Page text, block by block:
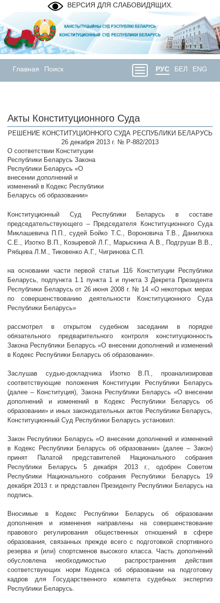
ВЕРСИЯ ДЛЯ СЛАБОВИДЯЩИХ.
Главная Поиск РУС БЕЛ ENG
Акты Конституционного Суда
РЕШЕНИЕ КОНСТИТУЦИОННОГО СУДА РЕСПУБЛИКИ БЕЛАРУСЬ
26 декабря 2013 г. № Р-882/2013
О соответствии Конституции
Республики Беларусь Закона
Республики Беларусь «О
внесении дополнений и
изменений в Кодекс Республики
Беларусь об образовании»
Конституционный Суд Республики Беларусь в составе
председательствующего – Председателя Конституционного Суда
Миклашевича П.П., судей Бойко Т.С., Вороновича Т.В., Данилюка
С.Е., Изотко В.П., Козыревой Л.Г., Марыскина А.В., Подгруши В.В.,
Рябцева Л.М., Тиковенко А.Г., Чигринова С.П.
на основании части первой статьи 116 Конституции Республики
Беларусь, подпункта 1.1 пункта 1 и пункта 3 Декрета Президента
Республики Беларусь от 26 июня 2008 г. № 14 «О некоторых мерах
по совершенствованию деятельности Конституционного Суда
Республики Беларусь»
рассмотрел в открытом судебном заседании в порядке
обязательного предварительного контроля конституционность
Закона Республики Беларусь«О внесении дополнений и изменений
в Кодекс Республики Беларусь об образовании».
Заслушав судью-докладчика Изотко В.П., проанализировав
соответствующие положения Конституции Республики Беларусь
(далее – Конституция), Закона Республики Беларусь «О внесении
дополнений и изменений в Кодекс Республики Беларусь об
образовании» и иных законодательных актов Республики Беларусь,
Конституционный Суд Республики Беларусь установил:
Закон Республики Беларусь «О внесении дополнений и изменений
в Кодекс Республики Беларусь об образовании» (далее – Закон)
принят Палатой представителей Национального собрания
Республики Беларусь 5 декабря 2013 г., одобрен Советом
Республики Национального собрания Республики Беларусь 19
декабря2013 г. и представлен Президенту Республики Беларусь на
подпись.
Вносимые в Кодекс Республики Беларусь об образовании
дополнения и изменения направлены на совершенствование
правового регулирования общественных отношений в сфере
образования, связанных прежде всего с подготовкой спортивного
резерва и (или) спортсменов высокого класса. Часть дополнений
обусловлена необходимостью
распространения действия
соответствующих норм Кодекса об образовании на подготовку
кадров для Государственного комитета судебных экспертиз
Республики Беларусь.